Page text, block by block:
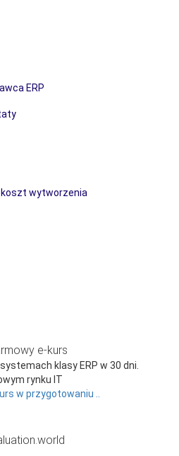
ERP
wytworzenia
e-kurs
klasy ERP w 30 dni.
rynku IT
w przygotowaniu ..